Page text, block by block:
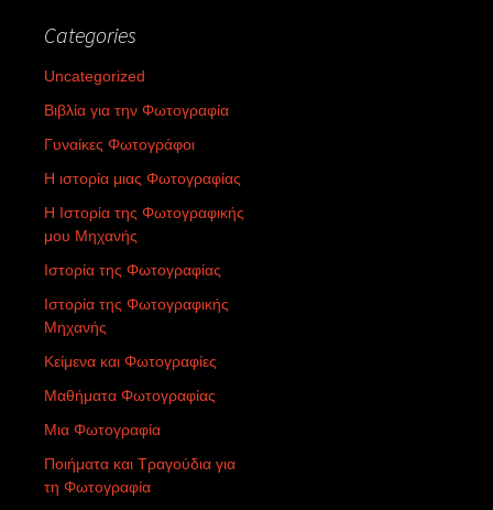
Categories
Uncategorized
Βιβλία για την Φωτογραφία
Γυναίκες Φωτογράφοι
Η ιστορία μιας Φωτογραφίας
Η Ιστορία της Φωτογραφικής
μου Μηχανής
Ιστορία της Φωτογραφίας
Ιστορία της Φωτογραφικής
Μηχανής
Κείμενα και Φωτογραφίες
Μαθήματα Φωτογραφίας
Μια Φωτογραφία
Ποιήματα και Τραγούδια για
τη Φωτογραφία